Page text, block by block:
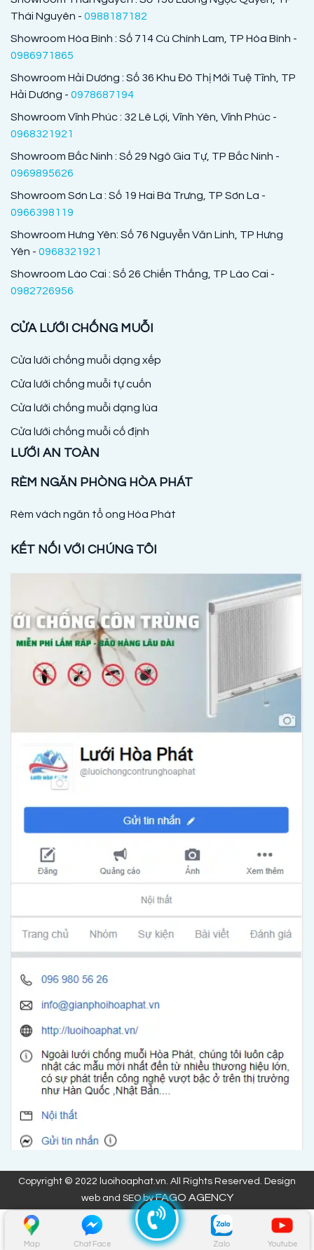
Map Chat Face Zalo Youtube
Thái Nguyên - 0988187182
Showroom Hòa Bình : Số 714 Cù Chính Lam, TP Hòa Bình -
0986971865
Showroom Hải Dương : Số 36 Khu Đô Thị Mới Tuệ Tĩnh, TP
Hải Dương - 0978687194
Showroom Vĩnh Phúc : 32 Lê Lợi, Vĩnh Yên, Vĩnh Phúc -
0968321921
Showroom Bắc Ninh : Số 29 Ngô Gia Tự, TP Bắc Ninh -
0969895626
Showroom Sơn La : Số 19 Hai Bà Trưng, TP Sơn La -
0966398119
Showroom Hưng Yên: Số 76 Nguyễn Văn Linh, TP Hưng
Yên - 0968321921
Showroom Lào Cai : Số 26 Chiến Thắng, TP Lào Cai -
0982726956
CỬA LƯỚI CHỐNG MUỖI
Cửa lưới chống muỗi dạng xếp
Cửa lưới chống muỗi tự cuốn
Cửa lưới chống muỗi dạng lùa
Cửa lưới chống muỗi cố định
LƯỚI AN TOÀN
RÈM NGĂN PHÒNG HÒA PHÁT
Rèm vách ngăn tổ ong Hòa Phát
KẾT NỐI VỚI CHÚNG TÔI
Copyright © 2022 luoihoaphat.vn. All Rights Reserved. Design
web and SEO byFAGO AGENCY